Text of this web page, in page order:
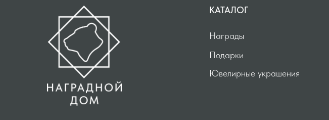
КАТАЛОГ
Ювелирные украшения
Подарки
Награды